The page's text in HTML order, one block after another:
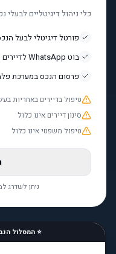
כלי ניהול דיגיטליים לבעלי
פורטל דיגיטלי לבעל
בוט WhatsApp לדיירים
פרסום הנכס במערכת
טיפול בדיירים באחריות
סינון דיירים אינו כלול
טיפול משפטי אינו כלול
ניתן לשדרג
⭐ המסלול